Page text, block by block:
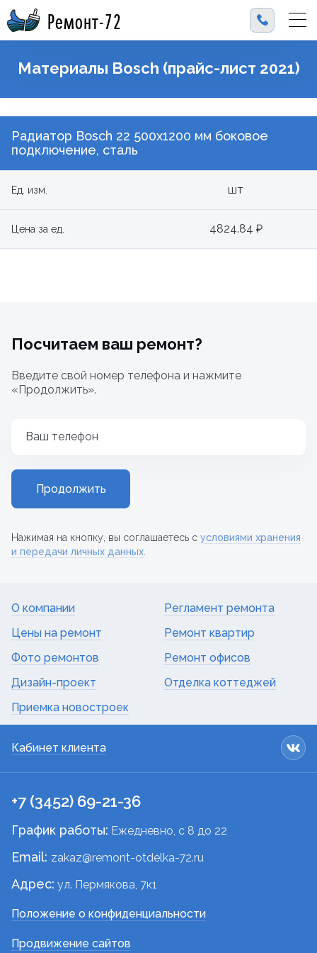
Ремонт-72
Материалы Bosch (прайс-лист 2021)
Радиатор Bosch 22 500х1200 мм боковое
подключение, сталь
Ед. изм. шт
Цена за ед. 4824.84 ₽
Посчитаем ваш ремонт?
Введите свой номер телефона и нажмите
«Продолжить».
Ваш телефон
Продолжить
Нажимая на кнопку, вы соглашаетесь с условиями хранения
и передачи личных данных.
О компании
Цены на ремонт
Фото ремонтов
Дизайн-проект
Приемка новостроек
Регламент ремонта
Ремонт квартир
Ремонт офисов
Отделка коттеджей
Кабинет клиента
+7 (3452) 69-21-36
График работы: Ежедневно, c 8 до 22
Email: zakaz@remont-otdelka-72.ru
Адрес: ул. Пермякова, 7к1
Положение о конфиденциальности
Продвижение сайтов